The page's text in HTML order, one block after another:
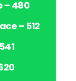
– 480
– 512